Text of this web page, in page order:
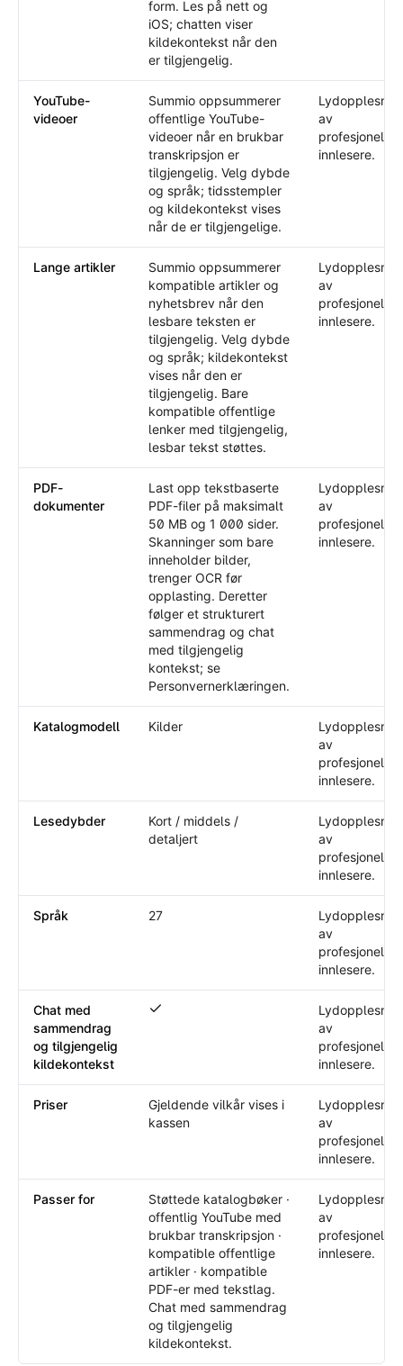
form. Les på nett og
iOS; chatten viser
kildekontekst når den
er tilgjengelig.
YouTube-
videoer
Summio oppsummerer
offentlige YouTube-
videoer når en brukbar
transkripsjon er
tilgjengelig. Velg dybde
og språk; tidsstempler
og kildekontekst vises
når de er tilgjengelige.
av
profesjonelle
innlesere.
Lange artikler
Summio oppsummerer
kompatible artikler og
nyhetsbrev når den
lesbare teksten er
tilgjengelig. Velg dybde
og språk; kildekontekst
vises når den er
tilgjengelig. Bare
kompatible offentlige
lenker med tilgjengelig,
lesbar tekst støttes.
av
profesjonelle
innlesere.
PDF-
dokumenter
Last opp tekstbaserte
PDF-filer på maksimalt
50 MB og 1 000 sider.
Skanninger som bare
inneholder bilder,
trenger OCR før
opplasting. Deretter
følger et strukturert
sammendrag og chat
med tilgjengelig
kontekst; se
Personvernerklæringen.
av
profesjonelle
innlesere.
Katalogmodell Kilder
av
profesjonelle
innlesere.
Lesedybder
Kort / middels /
detaljert
av
profesjonelle
innlesere.
Språk 27
av
profesjonelle
innlesere.
Chat med
sammendrag
og tilgjengelig
kildekontekst
Chat med sammendrag og tilgjengelig
av
profesjonelle
innlesere.
Priser
Gjeldende vilkår vises i
kassen
av
profesjonelle
innlesere.
Passer for
Støttede katalogbøker ·
offentlig YouTube med
brukbar transkripsjon ·
kompatible offentlige
artikler · kompatible
PDF-er med tekstlag.
Chat med sammendrag
og tilgjengelig
kildekontekst.
av
profesjonelle
innlesere.